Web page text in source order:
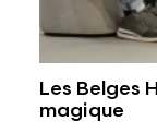
Les Belges
magique